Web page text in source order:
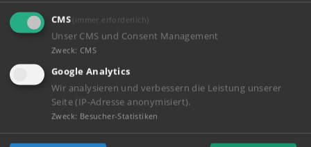
ZUM SHOP
Hörspiele
CMS (immer erforderlich)
Unser CMS und Consent Management
Zweck: CMS
Google Analytics
Wir analysieren und verbessern die Leistung unserer
Seite (IP-Adresse anonymisiert).
Zweck: Besucher-Statistiken